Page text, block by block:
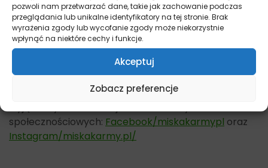
pozwoli nam przetwarzać dane, takie jak zachowanie podczas
przeglądania lub unikalne identyfikatory na tej stronie. Brak
wyrażenia zgody lub wycofanie zgody może niekorzystnie
wpłynąć na niektóre cechy i funkcje.
Akceptuj
Zobacz preferencje
Przysmaki dla kotów
Dostępne opakowania 22g
Inne przysmaki dla kotów znajdziesz tutaj –
Przysmaki
Pamiętaj, że więcej informacji na temat promocji i
społecznościowych: Facebook/miskakarmypl oraz
Instagram/miskakarmy.pl/